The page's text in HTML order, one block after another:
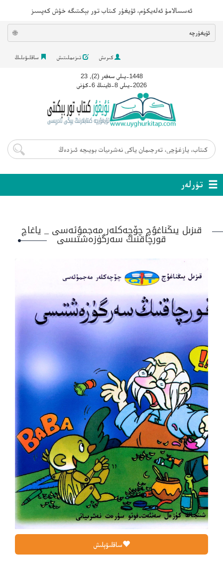
ئەسسالامۇ ئەلەيكۇم، ئۇيغۇر كىتاب تور بېكىتىگە خۇش كەپسىز
ئۇيغۇرچە 🌐
كىرىش تىزىملىتىش ساقلىۋىلىڭ
1448-يىلى سەفەر (2), 23
2026-يىلى 8-ئاينىڭ 6-كۈنى
تۈرلەر
قىزىل يىڭناغۇچ چۆچەكلەر مەجمۇئەسى _ ياغاچ
قورچاقنىڭ سەرگۈزەشتىسى
ساقلىۋېلىش